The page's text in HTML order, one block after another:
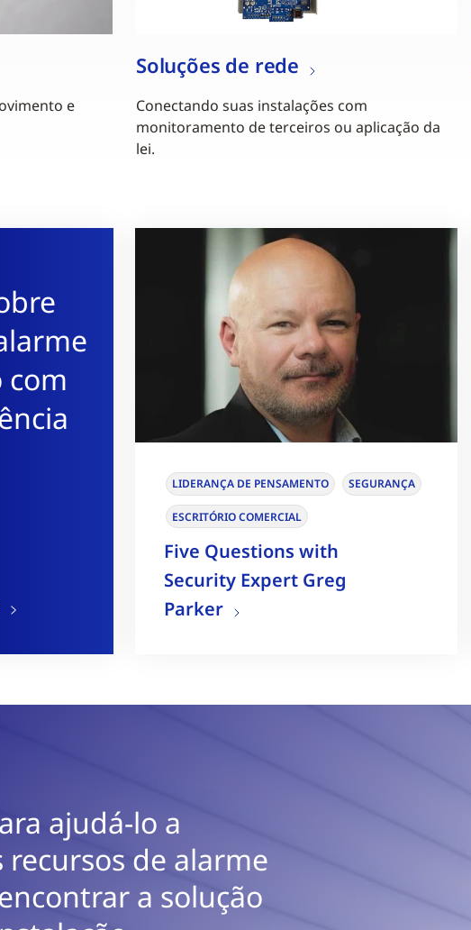
e
Soluções de rede
Conectando suas instalações com
monitoramento de terceiros ou aplicação da
lei.
LIDERANÇA DE PENSAMENTO SEGURANÇA
ESCRITÓRIO COMERCIAL
Five Questions with
Security Expert Greg
Parker
ajudá-lo a
de alarme
a solução